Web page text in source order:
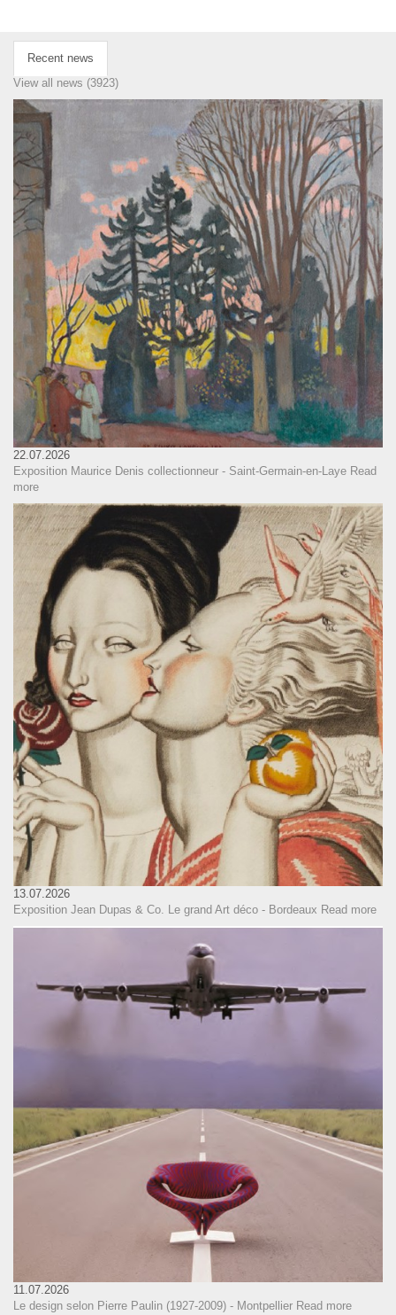
Recent news
View all news (3923)
22.07.2026
Exposition Maurice Denis collectionneur - Saint-Germain-en-Laye Read
more
13.07.2026
Exposition Jean Dupas & Co. Le grand Art déco - Bordeaux Read more
11.07.2026
Le design selon Pierre Paulin (1927-2009) - Montpellier Read more